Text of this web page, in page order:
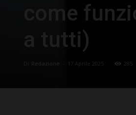
come
a tutti)
Redazione 17 Aprile 2025 285